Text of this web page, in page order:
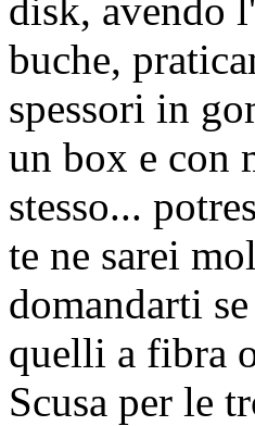
disk, avendo
buche,
spessori in
un box e con
stesso...
te ne sarei
domandarti
quelli a fibra
Scusa per le